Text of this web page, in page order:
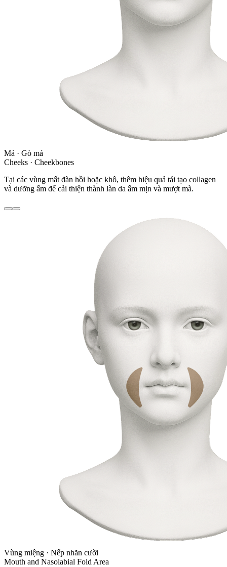
Má · Gò má
Cheeks · Cheekbones
Tại các vùng mất đàn hồi hoặc khô, thêm hiệu quả tái tạo collagen
và dưỡng ẩm để cải thiện thành làn da ẩm mịn và mượt mà.
Vùng miệng · Nếp nhăn cười
Mouth and Nasolabial Fold Area